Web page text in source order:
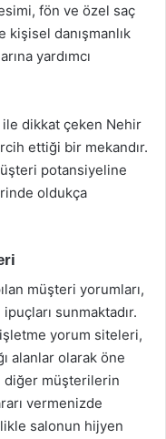
fön ve özel saç
kişisel danışmanlık
yardımcı
dikkat çeken Nehir
ettiği bir mekandır.
potansiyeline
oldukça
müşteri yorumları,
sunmaktadır.
yorum siteleri,
alanlar olarak öne
diğer müşterilerin
vermenizde
salonun hijyen